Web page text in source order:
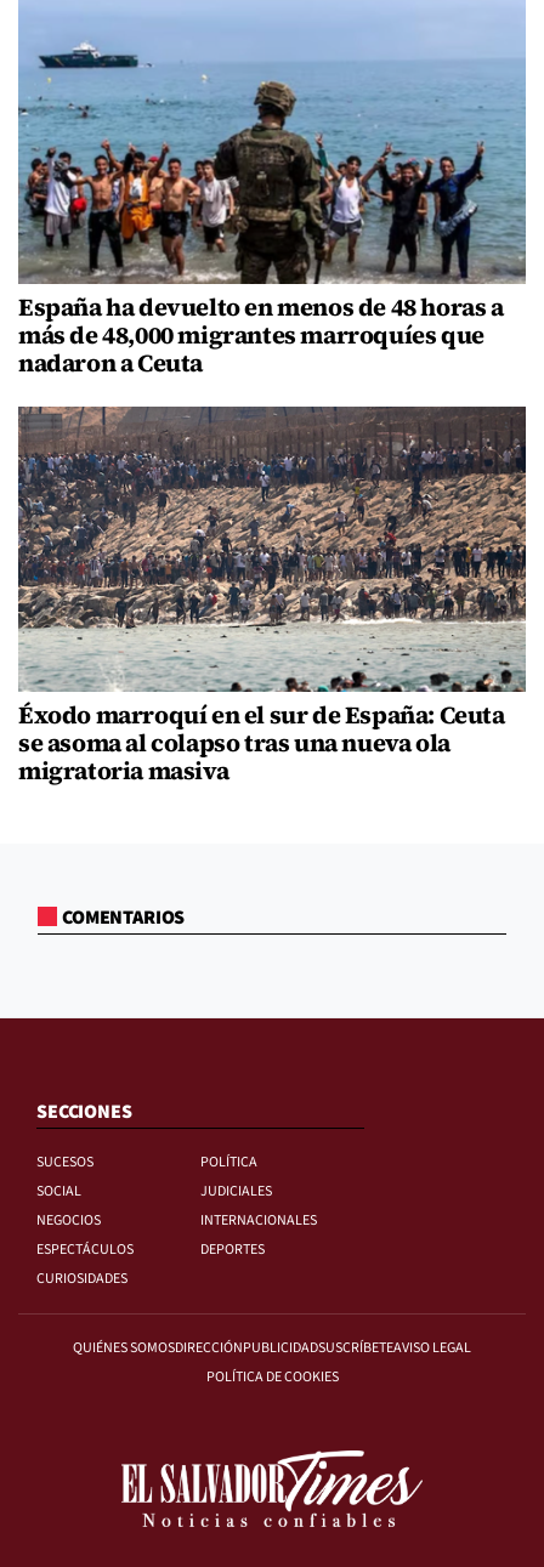
España ha devuelto en menos de 48 horas a
más de 48,000 migrantes marroquíes que
nadaron a Ceuta
Éxodo marroquí en el sur de España: Ceuta
se asoma al colapso tras una nueva ola
migratoria masiva
COMENTARIOS
SECCIONES
SUCESOS
POLÍTICA
SOCIAL
JUDICIALES
NEGOCIOS
INTERNACIONALES
ESPECTÁCULOS
DEPORTES
CURIOSIDADES
QUIÉNES SOMOSDIRECCIÓNPUBLICIDADSUSCRÍBETEAVISO LEGAL
POLÍTICA DE COOKIES